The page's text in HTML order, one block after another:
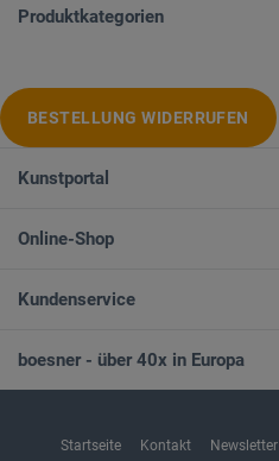
Produktkategorien
BESTELLUNG WIDERRUFEN
Kunstportal
Online-Shop
Kundenservice
boesner - über 40x in Europa
Startseite Kontakt Newsletter